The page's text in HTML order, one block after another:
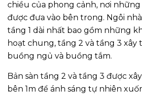
chiều của phong cảnh, nơi
được đưa vào bên trong. Ngôi
tầng 1 dài nhất bao gồm những
hoạt chung, tầng 2 và tầng 3 xây
buồng ngủ và buồng tắm.
Bản sàn tầng 2 và tầng 3 được
bên 1m để ánh sáng tự nhiên